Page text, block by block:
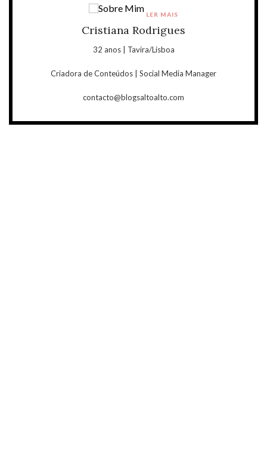
Cristiana Rodrigues
32 anos | Tavira/Lisboa
Criadora de Conteúdos | Social Media Manager
contacto@blogsaltoalto.com
LER MAIS